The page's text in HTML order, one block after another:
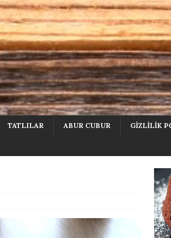
TATLILAR ABUR CUBUR GIZLILIK